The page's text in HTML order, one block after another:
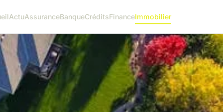
ActuAssuranceBanqueCréditsFinanceImmobilier